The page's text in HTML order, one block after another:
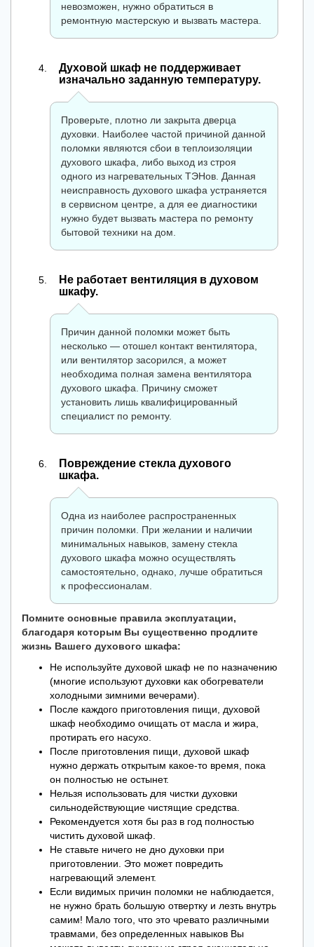
невозможен, нужно обратиться в
ремонтную мастерскую и вызвать мастера.
Духовой шкаф не поддерживает
изначально заданную температуру.
Проверьте, плотно ли закрыта дверца
духовки. Наиболее частой причиной данной
поломки являются сбои в теплоизоляции
духового шкафа, либо выход из строя
одного из нагревательных ТЭНов. Данная
неисправность духового шкафа устраняется
в сервисном центре, а для ее диагностики
нужно будет вызвать мастера по ремонту
бытовой техники на дом.
Не работает вентиляция в духовом
шкафу.
Причин данной поломки может быть
несколько — отошел контакт вентилятора,
или вентилятор засорился, а может
необходима полная замена вентилятора
духового шкафа. Причину сможет
установить лишь квалифицированный
специалист по ремонту.
Повреждение стекла духового
шкафа.
Одна из наиболее распространенных
причин поломки. При желании и наличии
минимальных навыков, замену стекла
духового шкафа можно осуществлять
самостоятельно, однако, лучше обратиться
к профессионалам.
Помните основные правила эксплуатации,
благодаря которым Вы существенно продлите
жизнь Вашего духового шкафа:
Не используйте духовой шкаф не по назначению
(многие используют духовки как обогреватели
холодными зимними вечерами).
После каждого приготовления пищи, духовой
шкаф необходимо очищать от масла и жира,
протирать его насухо.
После приготовления пищи, духовой шкаф
нужно держать открытым какое-то время, пока
он полностью не остынет.
Нельзя использовать для чистки духовки
сильнодействующие чистящие средства.
Рекомендуется хотя бы раз в год полностью
чистить духовой шкаф.
Не ставьте ничего не дно духовки при
приготовлении. Это может повредить
нагревающий элемент.
Если видимых причин поломки не наблюдается,
не нужно брать большую отвертку и лезть внутрь
самим! Мало того, что это чревато различными
травмами, без определенных навыков Вы